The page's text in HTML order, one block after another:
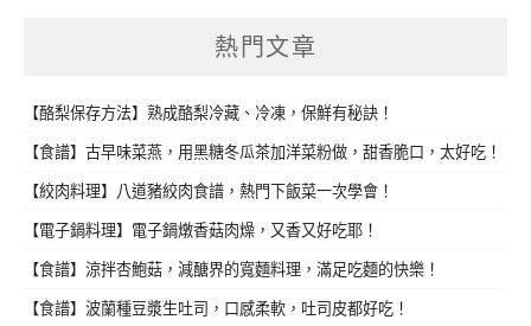
熱門文章
【酪梨保存方法】熟成酪梨冷藏、冷凍，保鮮有秘訣！
【食譜】古早味菜燕，用黑糖冬瓜茶加洋菜粉做，甜香脆口，太好吃！
【絞肉料理】八道豬絞肉食譜，熱門下飯菜一次學會！
【電子鍋料理】電子鍋燉香菇肉燥，又香又好吃耶！
【食譜】涼拌杏鮑菇，減醣界的寬麵料理，滿足吃麵的快樂！
【食譜】波蘭種豆漿生吐司，口感柔軟，吐司皮都好吃！